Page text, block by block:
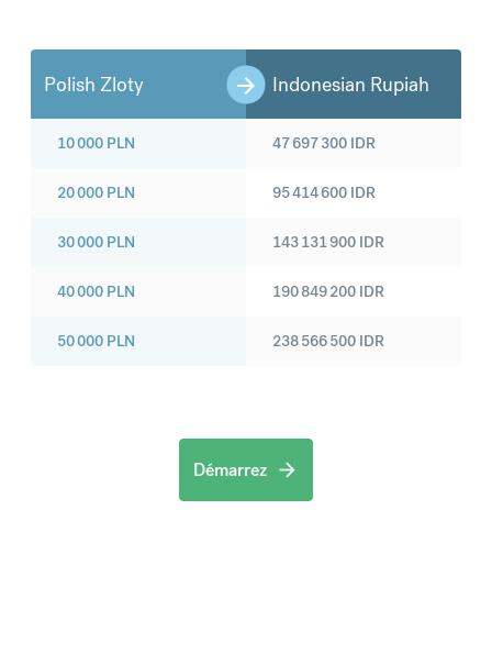
Polish Zloty Indonesian Rupiah
10 000 PLN
20 000 PLN
30 000 PLN
40 000 PLN
50 000 PLN
47 697 300 IDR
95 414 600 IDR
143 131 900 IDR
190 849 200 IDR
238 566 500 IDR
Démarrez